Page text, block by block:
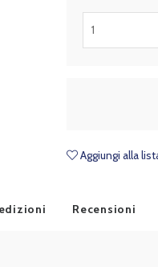
Aggiungi alla
Recensioni